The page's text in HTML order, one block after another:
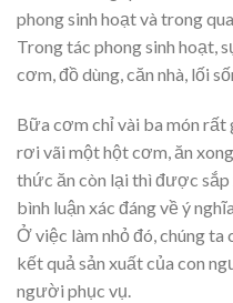
phong sinh hoạt và trong
Trong tác phong sinh hoạt,
cơm, đồ dùng, căn nhà, lối
Bữa cơm chỉ vài ba món rất
rơi vãi một hột cơm, ăn
thức ăn còn lại thì được
bình luận xác đáng về ý
Ở việc làm nhỏ đó, chúng
kết quả sản xuất của con
người phục vụ.